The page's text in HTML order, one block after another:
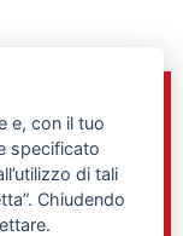
e, con il tuo
specificato
di tali
Chiudendo